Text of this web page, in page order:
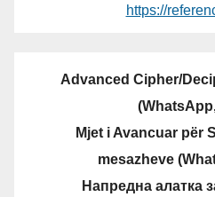
https://
Advanced Cipher/
Mjet i Avancuar për
mesazheve
Напредна алатка